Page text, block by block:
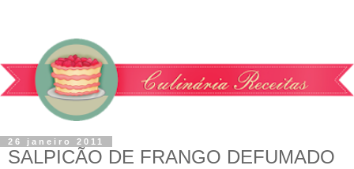
26 janeiro 2011
SALPICÃO DE FRANGO DEFUMADO